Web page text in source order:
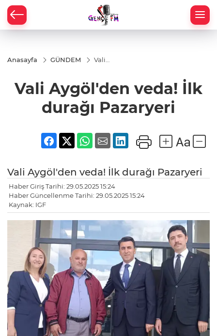
Anasayfa GÜNDEM
Vali
durağı
Pazaryeri
Vali Aygöl'den veda! İlk
durağı Pazaryeri
Vali Aygöl'den veda! İlk durağı Pazaryeri
Haber Giriş Tarihi: 29.05.2025 15:24
Haber Güncellenme Tarihi: 29.05.2025 15:24
Kaynak: IGF